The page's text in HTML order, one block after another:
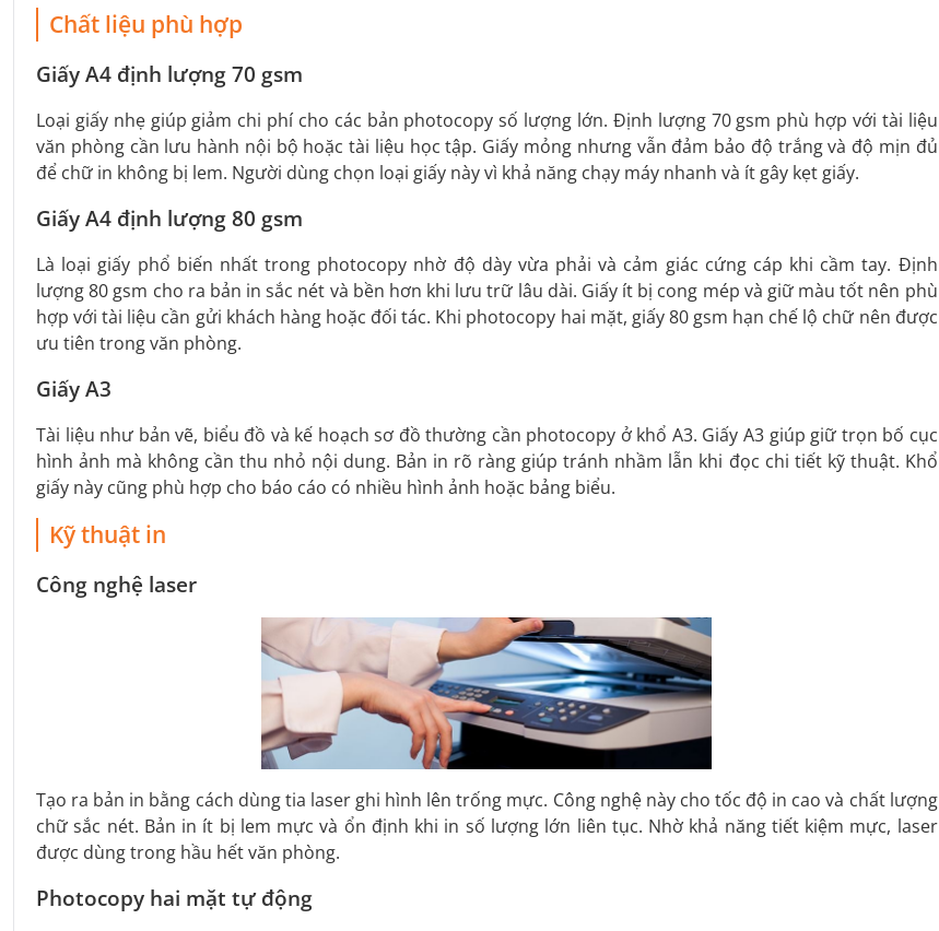
Chất liệu phù hợp
Giấy A4 định lượng 70 gsm
Loại giấy nhẹ giúp giảm chi phí cho các bản photocopy số lượng lớn. Định lượng 70 gsm phù hợp với tài liệu
văn phòng cần lưu hành nội bộ hoặc tài liệu học tập. Giấy mỏng nhưng vẫn đảm bảo độ trắng và độ mịn đủ
để chữ in không bị lem. Người dùng chọn loại giấy này vì khả năng chạy máy nhanh và ít gây kẹt giấy.
Giấy A4 định lượng 80 gsm
Là loại giấy phổ biến nhất trong photocopy nhờ độ dày vừa phải và cảm giác cứng cáp khi cầm tay. Định
lượng 80 gsm cho ra bản in sắc nét và bền hơn khi lưu trữ lâu dài. Giấy ít bị cong mép và giữ màu tốt nên phù
hợp với tài liệu cần gửi khách hàng hoặc đối tác. Khi photocopy hai mặt, giấy 80 gsm hạn chế lộ chữ nên được
ưu tiên trong văn phòng.
Giấy A3
Tài liệu như bản vẽ, biểu đồ và kế hoạch sơ đồ thường cần photocopy ở khổ A3. Giấy A3 giúp giữ trọn bố cục
hình ảnh mà không cần thu nhỏ nội dung. Bản in rõ ràng giúp tránh nhầm lẫn khi đọc chi tiết kỹ thuật. Khổ
giấy này cũng phù hợp cho báo cáo có nhiều hình ảnh hoặc bảng biểu.
Kỹ thuật in
Công nghệ laser
Tạo ra bản in bằng cách dùng tia laser ghi hình lên trống mực. Công nghệ này cho tốc độ in cao và chất lượng
chữ sắc nét. Bản in ít bị lem mực và ổn định khi in số lượng lớn liên tục. Nhờ khả năng tiết kiệm mực, laser
được dùng trong hầu hết văn phòng.
Photocopy hai mặt tự động